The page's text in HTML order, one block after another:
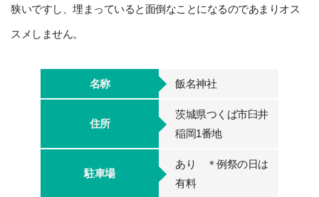
狭いですし、埋まっていると面倒なことになるのであまりオス
スメしません。
名称 飯名神社
住所
茨城県つくば市臼井
稲岡1番地
駐車場
あり ＊例祭の日は
有料